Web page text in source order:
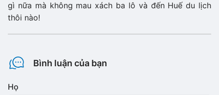
gì nữa mà không mau xách ba lô và đến Huế du lịch
thôi nào!
Bình luận của bạn
Họ